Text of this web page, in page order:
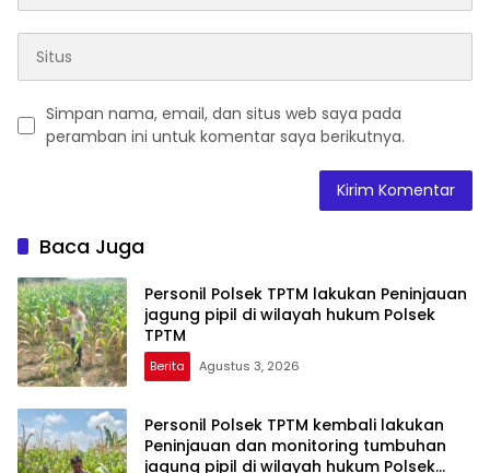
Simpan nama, email, dan situs web saya pada
peramban ini untuk komentar saya berikutnya.
Baca Juga
Personil Polsek TPTM lakukan Peninjauan
jagung pipil di wilayah hukum Polsek
TPTM
Berita Agustus 3, 2026
Personil Polsek TPTM kembali lakukan
Peninjauan dan monitoring tumbuhan
jagung pipil di wilayah hukum Polsek